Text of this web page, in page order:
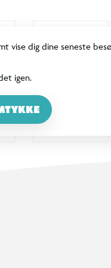
vise dig dine seneste
igen.